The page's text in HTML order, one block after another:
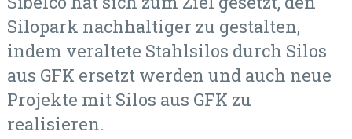
Silopark nachhaltiger zu gestalten,
indem veraltete Stahlsilos durch Silos
aus GFK ersetzt werden und auch neue
Projekte mit Silos aus GFK zu
realisieren.